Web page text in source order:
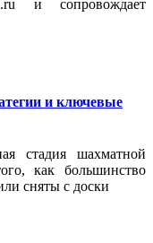
и сопровождает
и ключевые
стадия шахматной
как большинство
сняты с доски